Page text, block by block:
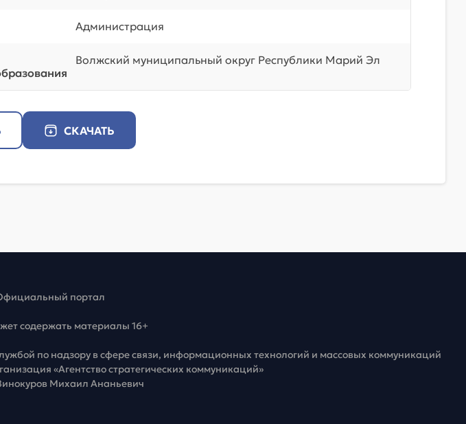
Администрация
Волжский муниципальный округ Республики Марий Эл
СКАЧАТЬ
портал
содержать материалы 16+
по надзору в сфере связи, информационных технологий и массовых коммуникаций
«Агентство стратегических коммуникаций»
Михаил Ананьевич